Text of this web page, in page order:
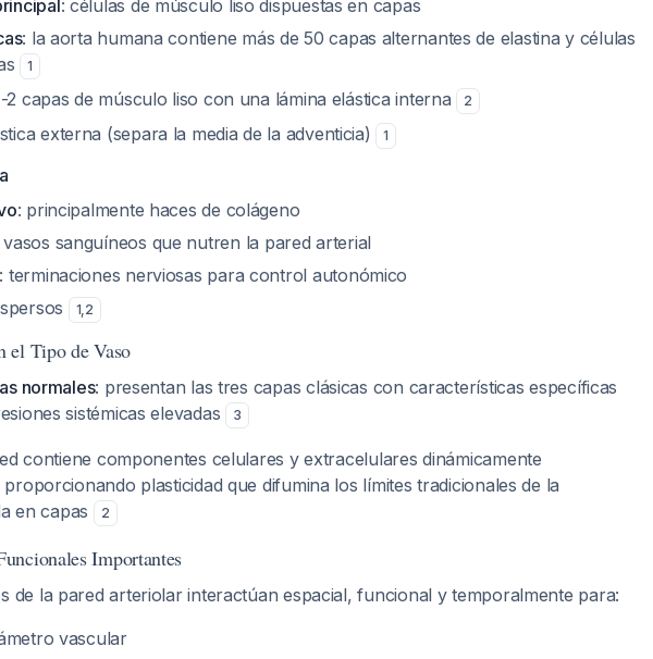
: células de músculo liso dispuestas en capas
: la aorta humana contiene más de 50 capas alternantes de elastina y células
1
2 capas de músculo liso con una lámina elástica interna 2
externa (separa la media de la adventicia) 1
: principalmente haces de colágeno
vasos sanguíneos que nutren la pared arterial
: terminaciones nerviosas para control autonómico
1,2
el Tipo de Vaso
normales: presentan las tres capas clásicas con características específicas
sistémicas elevadas
3
contiene componentes celulares y extracelulares dinámicamente
plasticidad que difumina los límites tradicionales de la
en capas
2
Importantes
de la pared arteriolar interactúan espacial, funcional y temporalmente para:
vascular